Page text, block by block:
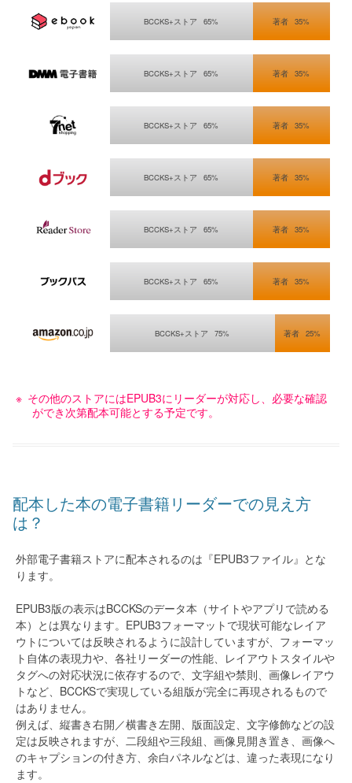
eBookJapan
BCCKS+ストア 65% 著者 35%
DMM電子書籍/dt>
BCCKS+ストア 65% 著者 35%
セブンネットショッピング
BCCKS+ストア 65% 著者 35%
ｄブックBCCKS+ストア 65% 著者 35%
Sony Reader Store
BCCKS+ストア 65% 著者 35%
KDDI ブックパス
BCCKS+ストア 65% 著者 35%
Kindleストア
BCCKS+ストア 75% 著者 25%
その他のストアにはEPUB3にリーダーが対応し、必要な確認
ができ次第配本可能とする予定です。
配本した本の電子書籍リーダーでの見え方
は？
外部電子書籍ストアに配本されるのは『EPUB3ファイル』とな
ります。
EPUB3版の表示はBCCKSのデータ本（サイトやアプリで読める
本）とは異なります。EPUB3フォーマットで現状可能なレイア
ウトについては反映されるように設計していますが、フォーマッ
ト自体の表現力や、各社リーダーの性能、レイアウトスタイルや
タグへの対応状況に依存するので、文字組や禁則、画像レイアウ
トなど、BCCKSで実現している組版が完全に再現されるもので
はありません。
例えば、縦書き右開／横書き左開、版面設定、文字修飾などの設
定は反映されますが、二段組や三段組、画像見開き置き、画像へ
のキャプションの付き方、余白パネルなどは、違った表現になり
ます。